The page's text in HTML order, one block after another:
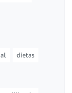
dietas